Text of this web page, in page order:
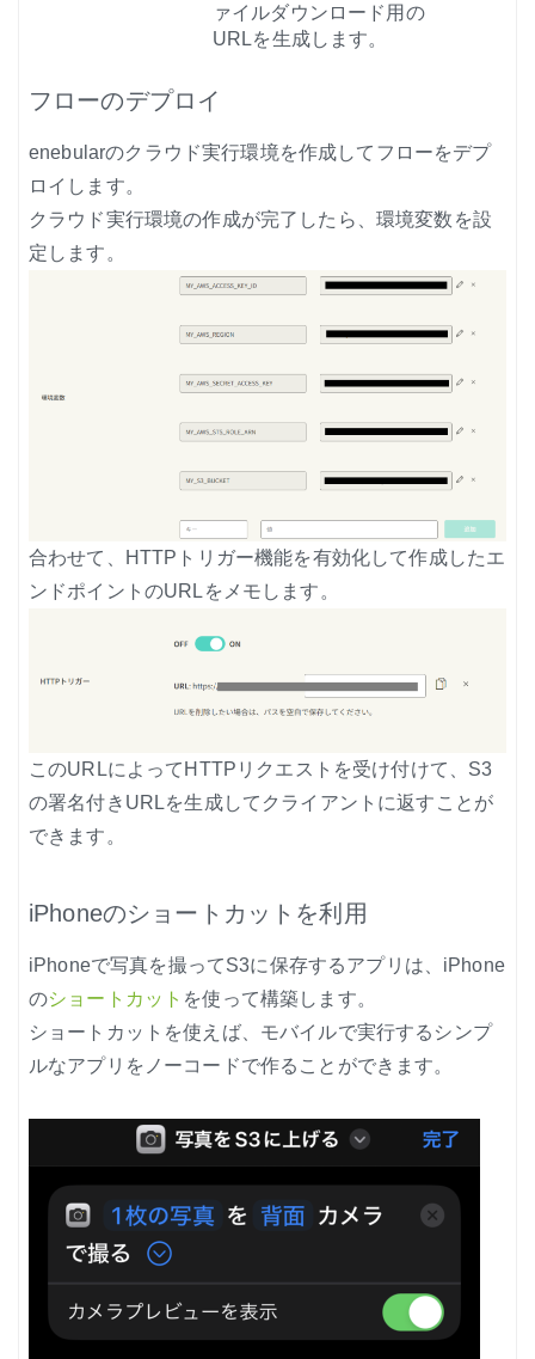
ァイルダウンロード用の
URLを生成します。
フローのデプロイ
enebularのクラウド実行環境を作成してフローをデプ
ロイします。
クラウド実行環境の作成が完了したら、環境変数を設
定します。
合わせて、HTTPトリガー機能を有効化して作成したエ
ンドポイントのURLをメモします。
このURLによってHTTPリクエストを受け付けて、S3
の署名付きURLを生成してクライアントに返すことが
できます。
iPhoneのショートカットを利用
iPhoneで写真を撮ってS3に保存するアプリは、iPhone
のショートカット を使って構築します。
ショートカットを使えば、モバイルで実行するシンプ
ルなアプリをノーコードで作ることができます。